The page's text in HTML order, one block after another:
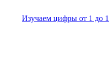
Изучаем цифры от 1 до